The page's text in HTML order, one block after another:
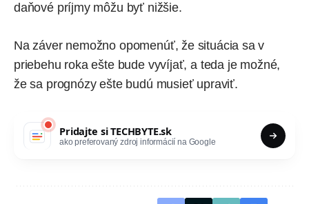
daňové príjmy môžu byť nižšie.
Na záver nemožno opomenúť, že situácia sa v
priebehu roka ešte bude vyvíjať, a teda je možné,
že sa prognózy ešte budú musieť upraviť.
Pridajte siTECHBYTE.sk
ako preferovaný zdroj informácií na Google